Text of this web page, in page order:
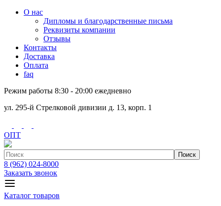
О нас
Дипломы и благодарственные письма
Реквизиты компании
Отзывы
Контакты
Доставка
Оплата
faq
Режим работы 8:30 - 20:00 ежедневно
ул. 295-й Стрелковой дивизии д. 13, корп. 1
ОПТ
Поиск
8 (962) 024-8000
Заказать звонок
Каталог товаров